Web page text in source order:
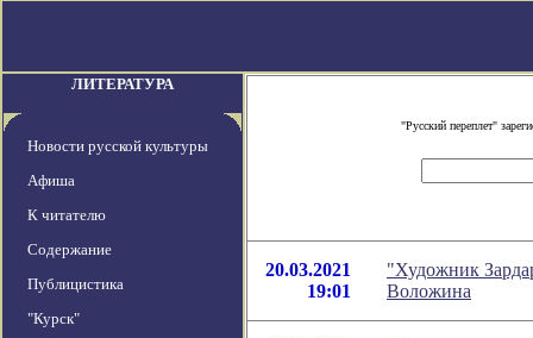
ЛИТЕРАТУРА
Новости русской культуры
Афиша
К читателю
Содержание
Публицистика
"Курск"
"Русский переплет"
20.03.2021
19:01
"Художник
Воложина